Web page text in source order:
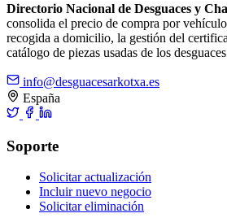
Directorio Nacional de Desguaces y
consolida el precio de compra por
recogida a domicilio, la gestión del
catálogo de piezas usadas de los
info@desguacesarkotxa.es
España
Soporte
Solicitar actualización
Incluir nuevo negocio
Solicitar eliminación